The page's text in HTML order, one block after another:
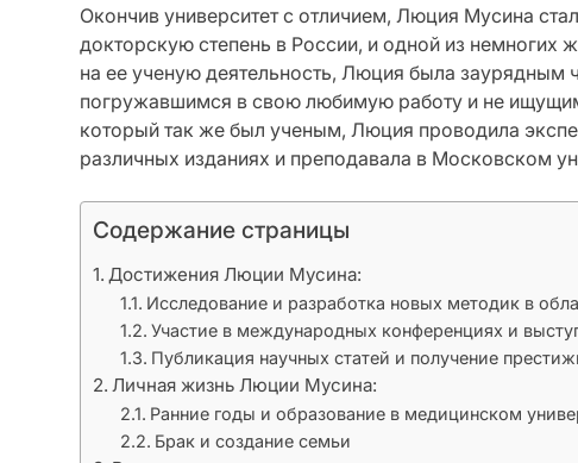
Окончив университет с отличием, Люция Мусина
докторскую степень в России, и одной из
на ее ученую деятельность, Люция была
погружавшимся в свою любимую работу и не
который так же был ученым, Люция проводила
различных изданиях и преподавала в Московском
Содержание страницы
Достижения Люции Мусина:
Исследование и разработка новых методик в
Участие в международных конференциях и
Публикация научных статей и получение
Личная жизнь Люции Мусина:
Ранние годы и образование в медицинском
Брак и создание семьи